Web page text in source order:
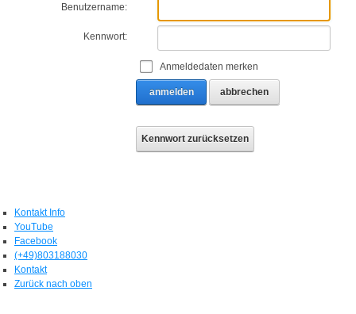
Benutzername:
Kennwort:
Anmeldedaten merken
anmelden abbrechen
Kennwort zurücksetzen
Kontakt Info
YouTube
Facebook
(+49)803188030
Kontakt
Zurück nach oben